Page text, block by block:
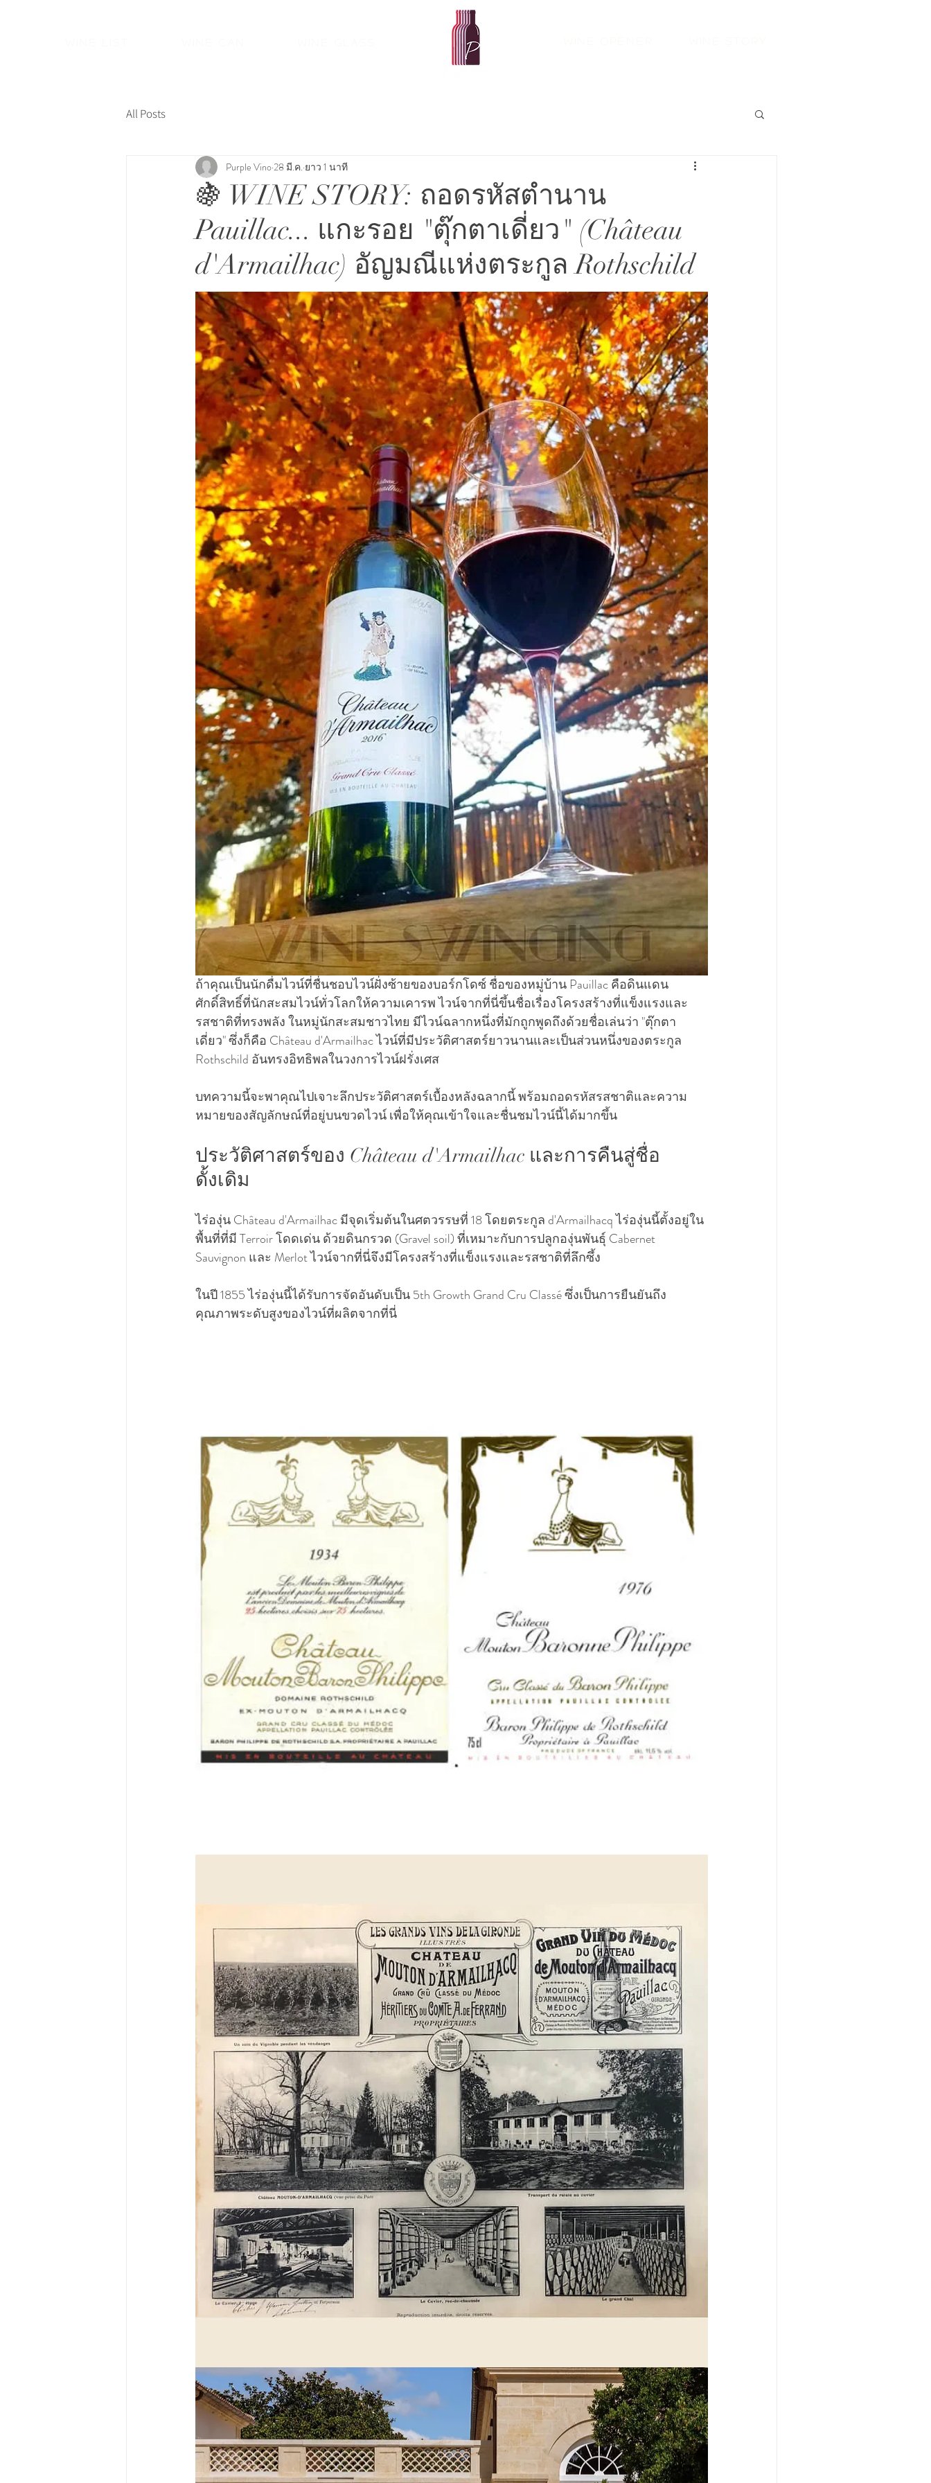
All Posts
🍇 WINE STORY: ถอดรหัสตำนาน
Pauillac... แกะรอย "ตุ๊กตาเดี่ยว" (Château
d'Armailhac) อัญมณีแห่งตระกูล Rothschild
Purple Vino 28 มี.ค. ยาว 1 นาที
ถ้าคุณเป็นนักดื่มไวน์ที่ชื่นชอบไวน์ฝั่งซ้ายของบอร์กโดซ์ ชื่อของหมู่บ้าน Pauillac คือดินแดน
ศักดิ์สิทธิ์ที่นักสะสมไวน์ทั่วโลกให้ความเคารพ ไวน์จากที่นี่ขึ้นชื่อเรื่องโครงสร้างที่แข็งแรงและ
รสชาติที่ทรงพลัง ในหมู่นักสะสมชาวไทย มีไวน์ฉลากหนึ่งที่มักถูกพูดถึงด้วยชื่อเล่นว่า "ตุ๊กตา
เดี่ยว" ซึ่งก็คือ Château d'Armailhac ไวน์ที่มีประวัติศาสตร์ยาวนานและเป็นส่วนหนึ่งของตระกูล
Rothschild อันทรงอิทธิพลในวงการไวน์ฝรั่งเศส
บทความนี้จะพาคุณไปเจาะลึกประวัติศาสตร์เบื้องหลังฉลากนี้ พร้อมถอดรหัสรสชาติและความ
หมายของสัญลักษณ์ที่อยู่บนขวดไวน์ เพื่อให้คุณเข้าใจและชื่นชมไวน์นี้ได้มากขึ้น
ประวัติศาสตร์ของ Château d'Armailhac และการคืนสู่ชื่อ
ดั้งเดิม
ไร่องุ่น Château d'Armailhac มีจุดเริ่มต้นในศตวรรษที่ 18 โดยตระกูล d'Armailhacq ไร่องุ่นนี้ตั้งอยู่ใน
พื้นที่ที่มี Terroir โดดเด่น ด้วยดินกรวด (Gravel soil) ที่เหมาะกับการปลูกองุ่นพันธุ์ Cabernet
Sauvignon และ Merlot ไวน์จากที่นี่จึงมีโครงสร้างที่แข็งแรงและรสชาติที่ลึกซึ้ง
ในปี 1855 ไร่องุ่นนี้ได้รับการจัดอันดับเป็น 5th Growth Grand Cru Classé ซึ่งเป็นการยืนยันถึง
คุณภาพระดับสูงของไวน์ที่ผลิตจากที่นี่